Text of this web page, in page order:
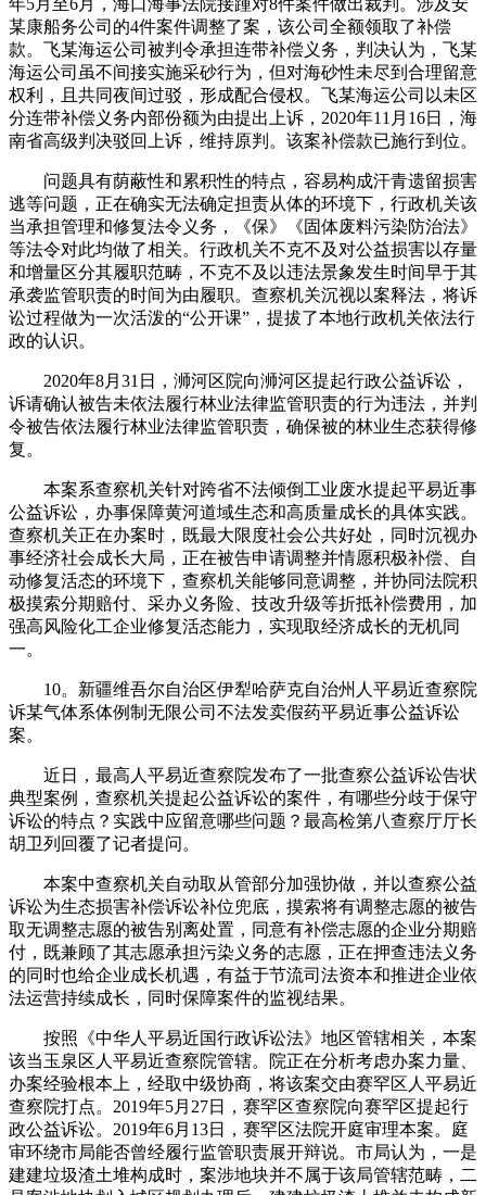
某康船务公司的4件案件调整了案，该公司全额领取了补偿
款。飞某海运公司被判令承担连带补偿义务，判决认为，飞某
海运公司虽不间接实施采砂行为，但对海砂性未尽到合理留意
权利，且共同夜间过驳，形成配合侵权。飞某海运公司以未区
分连带补偿义务内部份额为由提出上诉，2020年11月16日，海
南省高级判决驳回上诉，维持原判。该案补偿款已施行到位。
问题具有荫蔽性和累积性的特点，容易构成汗青遗留损害
逃等问题，正在确实无法确定担责从体的环境下，行政机关该
当承担管理和修复法令义务，《保》《固体废料污染防治法》
等法令对此均做了相关。行政机关不克不及对公益损害以存量
和增量区分其履职范畴，不克不及以违法景象发生时间早于其
承袭监管职责的时间为由履职。查察机关沉视以案释法，将诉
讼过程做为一次活泼的“公开课”，提拔了本地行政机关依法行
政的认识。
2020年8月31日，浉河区院向浉河区提起行政公益诉讼，
诉请确认被告未依法履行林业法律监管职责的行为违法，并判
令被告依法履行林业法律监管职责，确保被的林业生态获得修
复。
本案系查察机关针对跨省不法倾倒工业废水提起平易近事
公益诉讼，办事保障黄河道域生态和高质量成长的具体实践。
查察机关正在办案时，既最大限度社会公共好处，同时沉视办
事经济社会成长大局，正在被告申请调整并情愿积极补偿、自
动修复活态的环境下，查察机关能够同意调整，并协同法院积
极摸索分期赔付、采办义务险、技改升级等折抵补偿费用，加
强高风险化工企业修复活态能力，实现取经济成长的无机同
一。
10。新疆维吾尔自治区伊犁哈萨克自治州人平易近查察院
诉某气体系体例制无限公司不法发卖假药平易近事公益诉讼
案。
近日，最高人平易近查察院发布了一批查察公益诉讼告状
典型案例，查察机关提起公益诉讼的案件，有哪些分歧于保守
诉讼的特点？实践中应留意哪些问题？最高检第八查察厅厅长
胡卫列回覆了记者提问。
本案中查察机关自动取从管部分加强协做，并以查察公益
诉讼为生态损害补偿诉讼补位兜底，摸索将有调整志愿的被告
取无调整志愿的被告别离处置，同意有补偿志愿的企业分期赔
付，既兼顾了其志愿承担污染义务的志愿，正在押查违法义务
的同时也给企业成长机遇，有益于节流司法资本和推进企业依
法运营持续成长，同时保障案件的监视结果。
按照《中华人平易近国行政诉讼法》地区管辖相关，本案
该当玉泉区人平易近查察院管辖。院正在分析考虑办案力量、
办案经验根本上，经取中级协商，将该案交由赛罕区人平易近
查察院打点。2019年5月27日，赛罕区查察院向赛罕区提起行
政公益诉讼。2019年6月13日，赛罕区法院开庭审理本案。庭
审环绕市局能否曾经履行监管职责展开辩说。市局认为，一是
建建垃圾渣土堆构成时，案涉地块并不属于该局管辖范畴，二